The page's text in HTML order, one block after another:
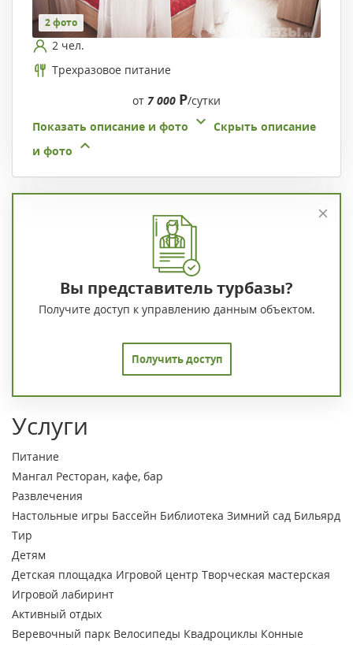
2 фото
2 чел.
Трехразовое питание
от 7 000 Р/сутки
Показать описание и фото
Скрыть описание
и фото
Вы представитель турбазы?
Получите доступ к управлению данным объектом.
Получить доступ
Услуги
Питание
Мангал Ресторан, кафе, бар
Развлечения
Настольные игры Бассейн Библиотека Зимний сад Бильярд
Тир
Детям
Детская площадка Игровой центр Творческая мастерская
Игровой лабиринт
Активный отдых
Веревочный парк Велосипеды Квадроциклы Конные